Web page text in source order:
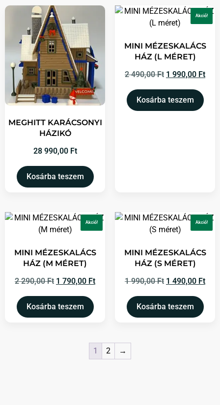
MEGHITT KARÁCSONYI
HÁZIKÓ
28 990,00 Ft
Kosárba teszem
Akció!
MINI MÉZESKALÁCS
HÁZ (L MÉRET)
2 490,00Ft 1 990,00 Ft
Kosárba teszem
Akció!
MINI MÉZESKALÁCS
HÁZ (M MÉRET)
2 290,00Ft 1 790,00 Ft
Kosárba teszem
Akció!
MINI MÉZESKALÁCS
HÁZ (S MÉRET)
1 990,00Ft 1 490,00 Ft
Kosárba teszem
1 2 →